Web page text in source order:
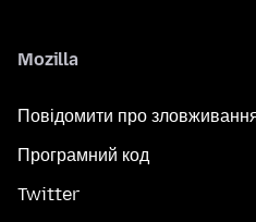
Mozilla
Повідомити про
Програмний код
Twitter